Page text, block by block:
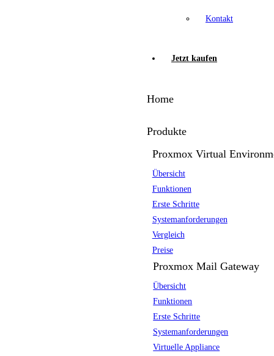
Kontakt
Jetzt kaufen
Home
Produkte
Proxmox Virtual
Übersicht
Funktionen
Erste Schritte
Systemanforderungen
Vergleich
Preise
Proxmox Mail Gateway
Übersicht
Funktionen
Erste Schritte
Systemanforderungen
Virtuelle Appliance